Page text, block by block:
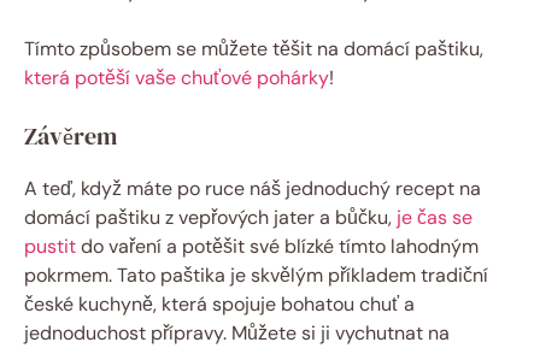
Tímto způsobem se můžete těšit na domácí paštiku,
která potěší vaše chuťové pohárky!
Závěrem
A teď, když máte po ruce náš jednoduchý recept na
domácí paštiku z vepřových jater a bůčku, je čas se
pustitdo vaření a potěšit své blízké tímto lahodným
pokrmem. Tato paštika je skvělým příkladem tradiční
české kuchyně, která spojuje bohatou chuť a
jednoduchost přípravy. Můžete si ji vychutnat na